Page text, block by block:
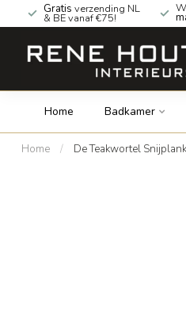
Gratis verzending NL
& BE vanaf €75!
Home Badkamer
Home / De Teakwortel Snijplank